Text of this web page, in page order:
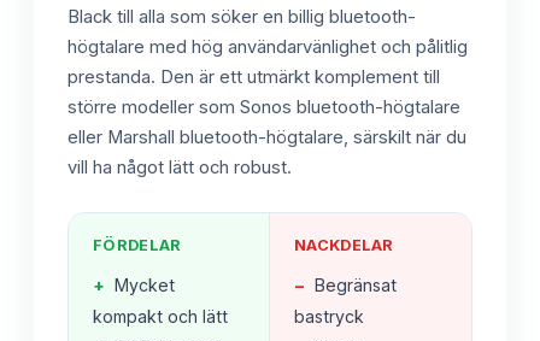
Black till alla som söker en billig bluetooth-
högtalare med hög användarvänlighet och pålitlig
prestanda. Den är ett utmärkt komplement till
större modeller som Sonos bluetooth-högtalare
eller Marshall bluetooth-högtalare, särskilt när du
vill ha något lätt och robust.
FÖRDELAR
+ Mycket
kompakt och lätt
NACKDELAR
− Begränsat
bastryck